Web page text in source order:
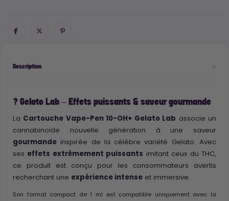
Description
? Gelato Lab – Effets puissants & saveur gourmande
La Cartouche Vape-Pen 10-OH+ Gelato Lab associe un
cannabinoïde nouvelle génération à une saveur
gourmande inspirée de la célèbre variété Gelato. Avec
ses effets extrêmement puissants imitant ceux du THC,
ce produit est conçu pour les consommateurs avertis
recherchant une expérience intense et immersive.
Son format compact de 1 ml est compatible uniquement avec la